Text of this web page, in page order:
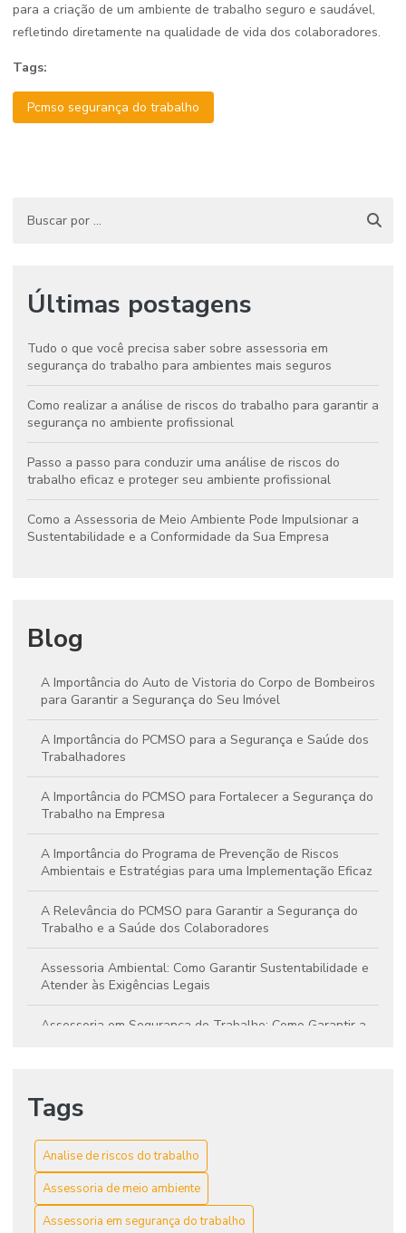
para a criação de um ambiente de trabalho seguro e saudável,
refletindo diretamente na qualidade de vida dos colaboradores.
Tags:
Pcmso segurança do trabalho
Últimas postagens
Tudo o que você precisa saber sobre assessoria em
segurança do trabalho para ambientes mais seguros
Como realizar a análise de riscos do trabalho para garantir a
segurança no ambiente profissional
Passo a passo para conduzir uma análise de riscos do
trabalho eficaz e proteger seu ambiente profissional
Como a Assessoria de Meio Ambiente Pode Impulsionar a
Sustentabilidade e a Conformidade da Sua Empresa
Blog
A Importância do Auto de Vistoria do Corpo de Bombeiros
para Garantir a Segurança do Seu Imóvel
A Importância do PCMSO para a Segurança e Saúde dos
Trabalhadores
A Importância do PCMSO para Fortalecer a Segurança do
Trabalho na Empresa
A Importância do Programa de Prevenção de Riscos
Ambientais e Estratégias para uma Implementação Eficaz
A Relevância do PCMSO para Garantir a Segurança do
Trabalho e a Saúde dos Colaboradores
Assessoria Ambiental: Como Garantir Sustentabilidade e
Atender às Exigências Legais
Assessoria em Segurança do Trabalho: Como Garantir a
Relevância para a Segurança do Seu Imóvel
Auto de Vistoria do Corpo de Bombeiros: Guia Completo
para Garantir a Segurança do Seu Imóvel
Auto de Vistoria do Corpo de Bombeiros: Guia Essencial
para Segurança e Conformidade
Tags
Analise de riscos do trabalho
Assessoria de meio ambiente
Assessoria em segurança do trabalho